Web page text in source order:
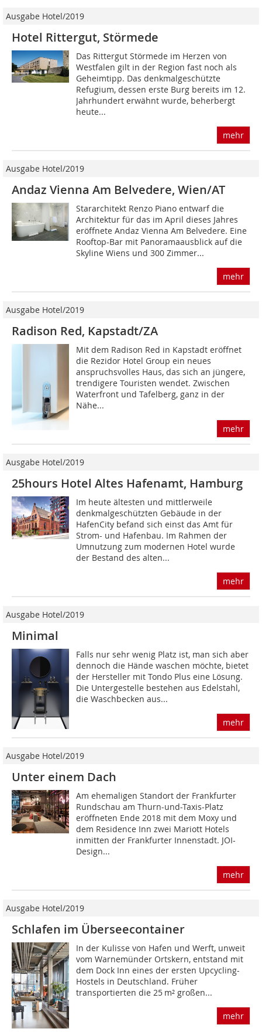
Ausgabe Hotel/2019
Hotel Rittergut, Störmede
Das Rittergut Störmede im Herzen von
Westfalen gilt in der Region fast noch als
Geheimtipp. Das denkmalgeschützte
Refugium, dessen erste Burg bereits im 12.
Jahrhundert erwähnt wurde, beherbergt
heute...
mehr
Ausgabe Hotel/2019
Andaz Vienna Am Belvedere, Wien/AT
Stararchitekt Renzo Piano entwarf die
Architektur für das im April dieses Jahres
eröffnete Andaz Vienna Am Belvedere. Eine
Rooftop-Bar mit Panoramaausblick auf die
Skyline Wiens und 300 Zimmer...
mehr
Ausgabe Hotel/2019
Radison Red, Kapstadt/ZA
Mit dem Radison Red in Kapstadt eröffnet
die Rezidor Hotel Group ein neues
anspruchsvolles Haus, das sich an jüngere,
trendigere Touristen wendet. Zwischen
Waterfront und Tafelberg, ganz in der
Nähe...
mehr
Ausgabe Hotel/2019
25hours Hotel Altes Hafenamt, Hamburg
Im heute ältesten und mittlerweile
denkmalgeschützten Gebäude in der
HafenCity befand sich einst das Amt für
Strom- und Hafenbau. Im Rahmen der
Umnutzung zum modernen Hotel wurde
der Bestand des alten...
mehr
Ausgabe Hotel/2019
Minimal
Falls nur sehr wenig Platz ist, man sich aber
dennoch die Hände waschen möchte, bietet
der Hersteller mit Tondo Plus eine Lösung.
Die Untergestelle bestehen aus Edelstahl,
die Waschbecken aus...
mehr
Ausgabe Hotel/2019
Unter einem Dach
Am ehemaligen Standort der Frankfurter
Rundschau am Thurn-und-Taxis-Platz
eröffneten Ende 2018 mit dem Moxy und
dem Residence Inn zwei Mariott Hotels
inmitten der Frankfurter Innenstadt. JOI-
Design...
mehr
Ausgabe Hotel/2019
Schlafen im Überseecontainer
In der Kulisse von Hafen und Werft, unweit
vom Warnemünder Ortskern, entstand mit
dem Dock Inn eines der ersten Upcycling-
Hostels in Deutschland. Früher
transportierten die 25 m² großen...
mehr